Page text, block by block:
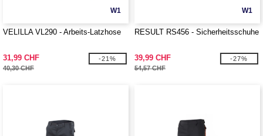
W1
VELILLA VL290 - Arbeits-Latzhose
31,99 CHF
40,30 CHF
-21%
W1
RESULT RS456 - Sicherheitsschuhe
39,99 CHF
54,57 CHF
-27%